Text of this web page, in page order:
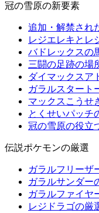
冠の雪原の新要素
追加・解禁され
レジエレキとレ
バドレックスの
三闘の足跡の場
ダイマックスア
ガラルスタート
マックスこうせ
とくせいパッチ
冠の雪原の役立
伝説ポケモンの厳選
ガラルフリーザ
ガラルサンダー
ガラルファイヤ
レジドラゴの厳